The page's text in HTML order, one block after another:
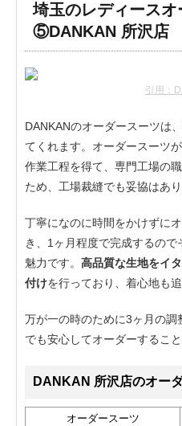
埼玉のレディースオ
⑤DANKAN 所沢店
引用：
DANKANのオーダースーツは
てくれます。オーダースーツ
作業工程を得て、専門工場の
ため、工場裁縫でも妥協はあり
丁寧になのに時間をかけずに
き、1ヶ月程度で完成するの
魅力です。 高品質な生地をイ
付けを行っており、着心地も
万が一の時のために3ヶ月の
でも安心してオーダーするこ
DANKAN 所沢店のオー
オーダースーツ